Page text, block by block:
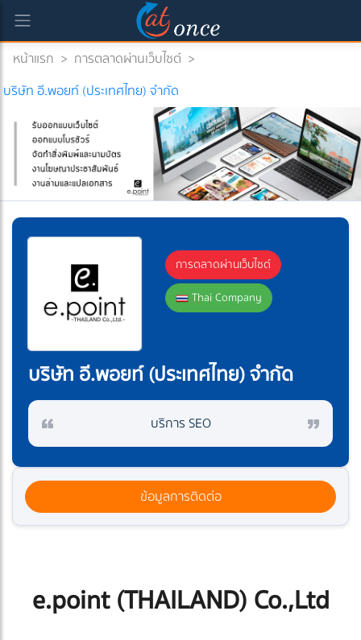
หน้าแรก > การตลาดผ่านเว็บไซต์ >
บริษัท อี.พอยท์ (ประเทศไทย) จำกัด
การตลาดผ่านเว็บไซต์
Thai Company
บริษัท อี.พอยท์ (ประเทศไทย) จำกัด
บริการ SEO
ข้อมูลการติดต่อ
e.point (THAILAND) Co.,Ltd